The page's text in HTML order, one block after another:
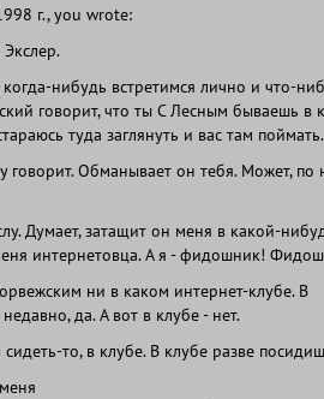
г., you wrote:
Экслер.
нибудь встретимся лично и что-
говорит, что ты С Лесным бываешь в
туда заглянуть и вас там поймать.
говорит. Обманывает он тебя. Может,
Думает, затащит он меня в какой-
интернетовца. А я - фидошник!
ни в каком интернет-клубе. В
да. А вот в клубе - нет.
то, в клубе. В клубе разве